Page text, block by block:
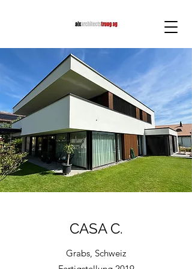
CASA C.
Grabs, Schweiz